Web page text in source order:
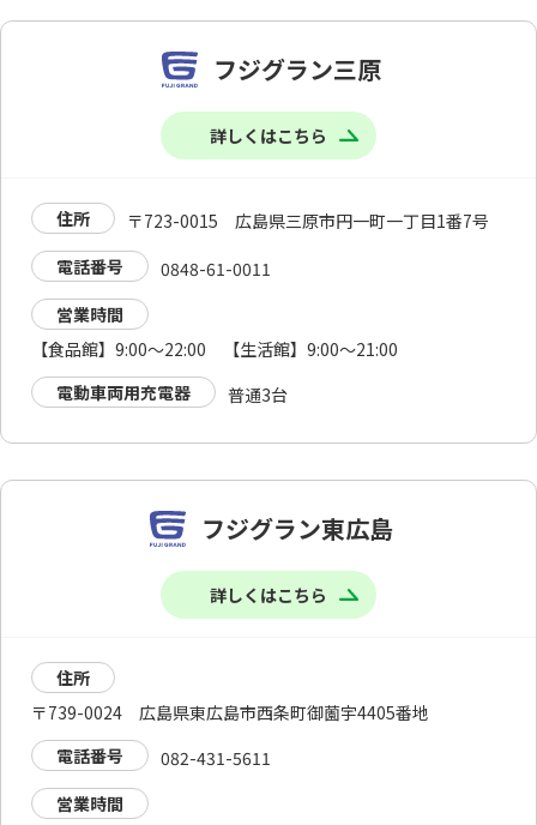
フジグラン三原
詳しくはこちら
住所
〒723-0015 広島県三原市円一町一丁目1番7号
電話番号
0848-61-0011
営業時間
【食品館】9:00～22:00 【生活館】9:00～21:00
電動車両用充電器
普通3台
フジグラン東広島
詳しくはこちら
住所
〒739-0024 広島県東広島市西条町御薗宇4405番地
電話番号
082-431-5611
営業時間